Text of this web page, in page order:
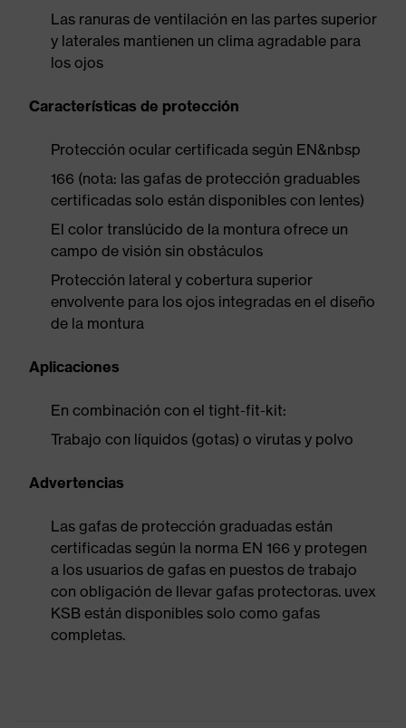
Las ranuras de ventilación en las partes superior
y laterales mantienen un clima agradable para
los ojos
Características de protección
Protección ocular certificada según EN&nbsp
166 (nota: las gafas de protección graduables
certificadas solo están disponibles con lentes)
El color translúcido de la montura ofrece un
campo de visión sin obstáculos
Protección lateral y cobertura superior
envolvente para los ojos integradas en el diseño
de la montura
Aplicaciones
En combinación con el tight-fit-kit:
Trabajo con líquidos (gotas) o virutas y polvo
Advertencias
Las gafas de protección graduadas están
certificadas según la norma EN 166 y protegen
a los usuarios de gafas en puestos de trabajo
con obligación de llevar gafas protectoras. uvex
KSB están disponibles solo como gafas
completas.